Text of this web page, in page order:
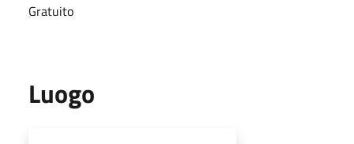
Gratuito
Luogo